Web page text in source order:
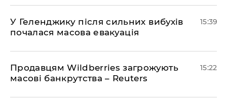
У Геленджику після сильних вибухів
почалася масова евакуація
15:39
Продавцям Wildberries загрожують
масові банкрутства – Reuters
15:22